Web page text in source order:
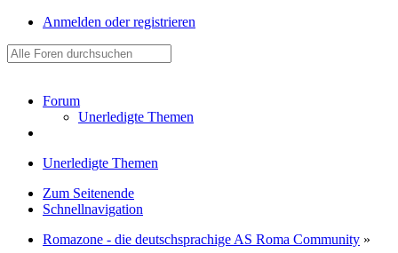
Anmelden oder registrieren
Forum
Unerledigte Themen
Unerledigte Themen
Zum Seitenende
Schnellnavigation
Romazone - die deutschsprachige AS Roma Community »